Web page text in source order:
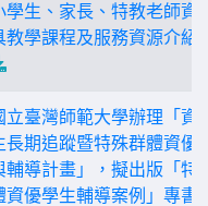
學生、家長、特教老師資
教學課程及服務資源介紹
立臺灣師範大學辦理「資
長期追蹤暨特殊群體資優
輔導計畫」，擬出版「特
資優學生輔導案例」專書